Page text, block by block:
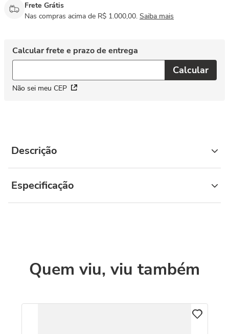
Frete Grátis
Nas compras acima de R$ 1.000,00. Saiba mais
Não sei meu CEP
Descrição
Especificação
Quem viu, viu também